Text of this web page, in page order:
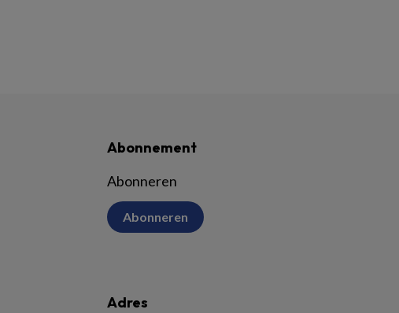
Abonnement
Abonneren
Abonneren
Adres